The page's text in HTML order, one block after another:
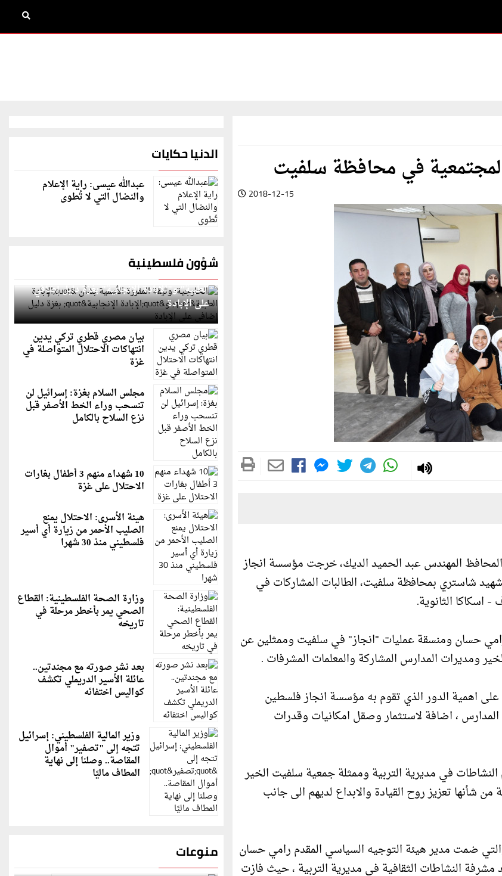
في محافظة سلفيت
2018-12-15
المهندس عبد الحميد الديك، خرجت مؤسسة انجاز
شاستري بمحافظة سلفيت، الطالبات المشاركات في
اسكاكا الثانوية.
حسان ومنسقة عمليات "انجاز" في سلفيت وممثلين عن
ومديرات المدارس المشاركة والمعلمات المشرفات .
اهمية الدور الذي تقوم به مؤسسة انجاز فلسطين
، اضافة لاستثمار وصقل امكانيات وقدرات
في مديرية التربية وممثلة جمعية سلفيت الخير
شأنها تعزيز روح القيادة والابداع لديهم الى جانب
ضمت مدير هيئة التوجيه السياسي المقدم رامي حسان
النشاطات الثقافية في مديرية التربية ، حيث فازت
الدنيا حكايات
عبدالله عيسى: راية الإعلام
والنضال التي لا تُطوى
شؤون فلسطينية
الخارجية: وثيقة المقررة الأممية بشأن "الإبادة
الطبية" و"الإبادة الإنجابية" بغزة دليل إضافي
على الإبادة
بيان مصري قطري تركي يدين
انتهاكات الاحتلال المتواصلة في
غزة
مجلس السلام بغزة: إسرائيل لن
تنسحب وراء الخط الأصفر قبل
نزع السلاح بالكامل
10 شهداء منهم 3 أطفال بغارات
الاحتلال على غزة
هيئة الأسرى: الاحتلال يمنع
الصليب الأحمر من زيارة أي أسير
فلسطيني منذ 30 شهرا
وزارة الصحة الفلسطينية: القطاع
الصحي يمر بأخطر مرحلة في
تاريخه
بعد نشر صورته مع مجندتين..
عائلة الأسير الدريملي تكشف
كواليس اختفائه
وزير المالية الفلسطيني: إسرائيل
تتجه إلى "تصفير" أموال
المقاصة.. وصلنا إلى نهاية
المطاف ماليًا
منوعات
قاسم ملحو يعتذر لزملائه الفنانين لهذا السبب